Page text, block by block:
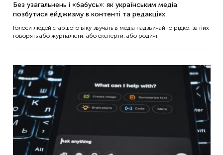
Без узагальнень і «бабусь»: як українським медіа
позбутися ейджизму в контенті та редакціях
Голоси людей старшого віку звучать в медіа надзвичайно рідко: за них
говорять або журналісти, або експерти, або родичі.